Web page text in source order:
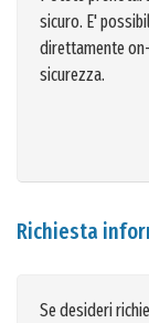
sicuro. E'
direttamente
sicurezza.
Richiesta
Se desideri